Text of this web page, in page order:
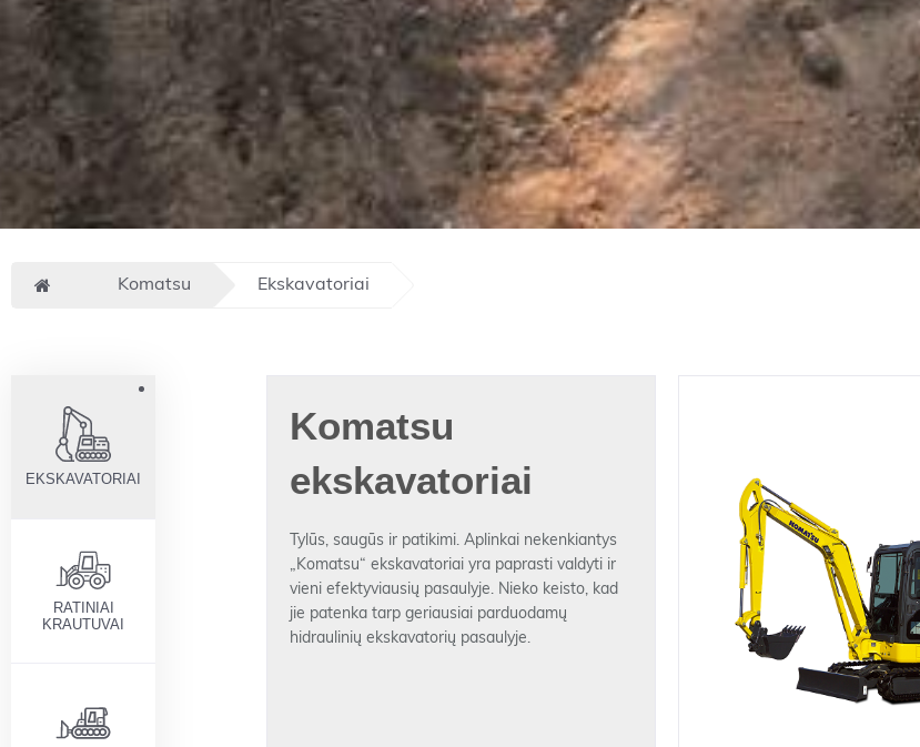
Komatsu Ekskavatoriai
Komatsu
ekskavatoriai
Tylūs, saugūs ir patikimi. Aplinkai nekenkiantys
„Komatsu“ ekskavatoriai yra paprasti valdyti ir
vieni efektyviausių pasaulyje. Nieko keisto, kad
jie patenka tarp geriausiai parduodamų
hidraulinių ekskavatorių pasaulyje.
EKSKAVATORIAI
RATINIAI
KRAUTUVAI